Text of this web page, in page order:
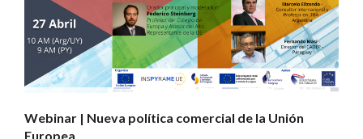
Webinar | Nueva política comercial de la Unión
Europea